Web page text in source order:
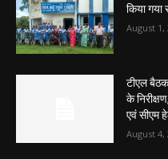
किया
August 1,
टीएल
के
एवं सीएम
August 4,